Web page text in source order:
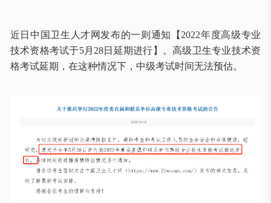
近日中国卫生人才网发布的一则通知【 2022年度高级专业
技术资格考试于5月28日延期进行】。高级卫生专业技术资
格考试延期，在这种情况下，中级考试时间无法预估。